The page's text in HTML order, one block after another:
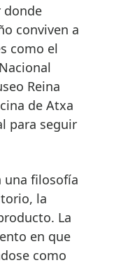
donde
conviven a
como el
Reina
de Atxa
para seguir
una filosofía
la
La
en que
como